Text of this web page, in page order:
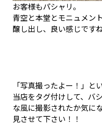
お客様もパシャリ。
青空と本堂とモニュメン
醸し出し、良い感じですね
「写真撮ったよー！」
当店をタグ付けして、バ
な風に撮影されたか気に
見させて下さい！！